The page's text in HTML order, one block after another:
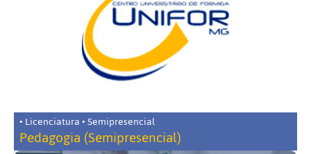
• Licenciatura • Semipresencial
Pedagogia (Semipresencial)